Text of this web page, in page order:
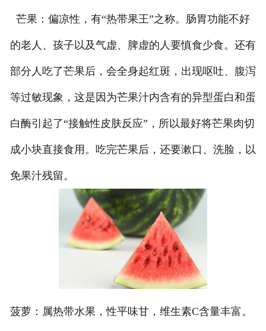
芒果：偏凉性，有“热带果王”之称。肠胃功能不好
的老人、孩子以及气虚、脾虚的人要慎食少食。还有
部分人吃了芒果后，会全身起红斑，出现呕吐、腹泻
等过敏现象，这是因为芒果汁内含有的异型蛋白和蛋
白酶引起了“接触性皮肤反应”，所以最好将芒果肉切
成小块直接食用。吃完芒果后，还要漱口、洗脸，以
免果汁残留。
菠萝：属热带水果，性平味甘，维生素C含量丰富。